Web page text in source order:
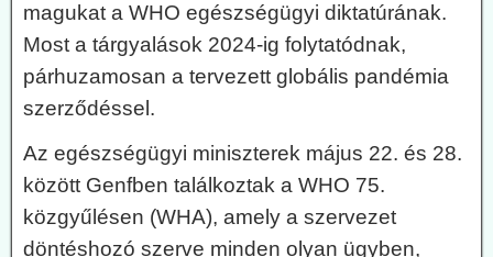
magukat a WHO egészségügyi diktatúrának.
Most a tárgyalások 2024-ig folytatódnak,
párhuzamosan a tervezett globális pandémia
szerződéssel.
Az egészségügyi miniszterek május 22. és 28.
között Genfben találkoztak a WHO 75.
közgyűlésen (WHA), amely a szervezet
döntéshozó szerve minden olyan ügyben,